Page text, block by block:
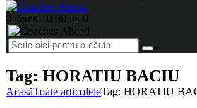
0 items - 0.00 lei 0
Tag: HORATIU BACIU
AcasăToate articoleleTag: HORATIU